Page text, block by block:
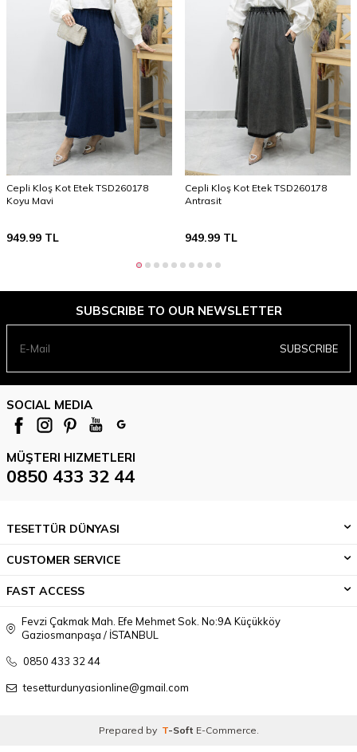
Cepli Kloş Kot Etek TSD260178
Koyu Mavi
949.99 TL
Cepli Kloş Kot Etek TSD260178
Antrasit
949.99TL
SUBSCRIBE TO OUR NEWSLETTER
SUBSCRIBE
SOCIAL MEDIA
MÜŞTERI HIZMETLERI
0850 433 32 44
TESETTÜR DÜNYASI
CUSTOMER SERVICE
FAST ACCESS
Fevzi Çakmak Mah. Efe Mehmet Sok. No:9A Küçükköy
Gaziosmanpaşa / İSTANBUL
0850 433 32 44
tesetturdunyasionline@gmail.com
Prepared by T-Soft E-Commerce.